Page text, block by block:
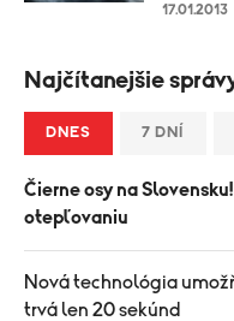
17.01.2013
Najčítanejšie
DNES 7 DNÍ
Čierne osy na
otepľovaniu
Nová technológia
trvá len 20 sekúnd